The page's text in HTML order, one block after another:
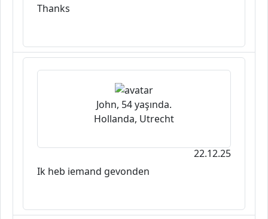
Thanks
John, 54 yaşında.
Hollanda, Utrecht
22.12.25
Ik heb iemand gevonden